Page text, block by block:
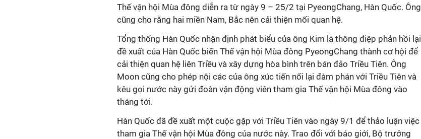
Thế vận hội Mùa đông diễn ra từ ngày 9 – 25/2 tại PyeongChang, Hàn Quốc. Ông
cũng cho rằng hai miền Nam, Bắc nên cải thiện mối quan hệ.
Tổng thống Hàn Quốc nhận định phát biểu của ông Kim là thông điệp phản hồi lại
đề xuất của Hàn Quốc biến Thế vận hội Mùa đông PyeongChang thành cơ hội để
cải thiện quan hệ liên Triều và xây dựng hòa bình trên bán đảo Triều Tiên. Ông
Moon cũng cho phép nội các của ông xúc tiến nối lại đàm phán với Triều Tiên và
kêu gọi nước này gửi đoàn vận động viên tham gia Thế vận hội Mùa đông vào
tháng tới.
Hàn Quốc đã đề xuất một cuộc gặp với Triều Tiên vào ngày 9/1 để thảo luận việc
tham gia Thế vận hội Mùa đông của nước này. Trao đổi với báo giới, Bộ trưởng